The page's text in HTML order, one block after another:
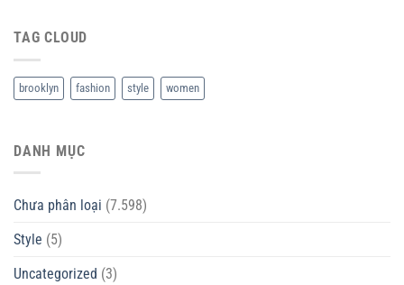
TAG CLOUD
brooklyn fashion style women
DANH MỤC
Chưa phân loại (7.598)
Style (5)
Uncategorized (3)